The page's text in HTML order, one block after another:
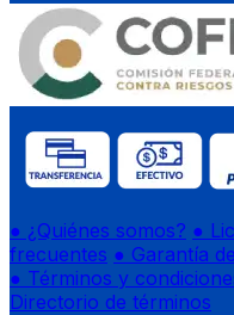
● ¿Quiénes somos? ●
frecuentes ● Garantía
● Términos y
Directorio de términos